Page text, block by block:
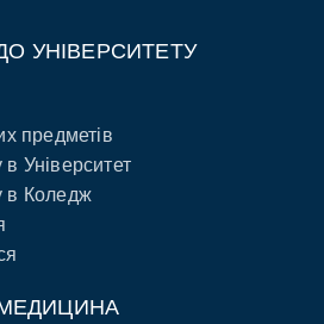
УНІВЕРСИТЕТУ
предметів
Університет
в Коледж